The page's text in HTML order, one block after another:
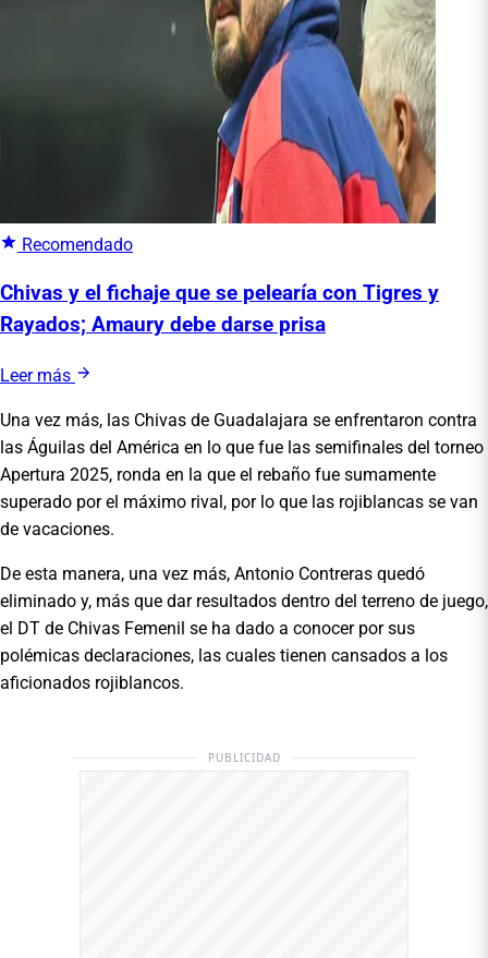
Recomendado
Chivas y el fichaje que se pelearía con Tigres y
Rayados; Amaury debe darse prisa
Leer más
Una vez más, las Chivas de Guadalajara se enfrentaron contra
las Águilas del América en lo que fue las semifinales del torneo
Apertura 2025, ronda en la que el rebaño fue sumamente
superado por el máximo rival, por lo que las rojiblancas se van
de vacaciones.
De esta manera, una vez más, Antonio Contreras quedó
eliminado y, más que dar resultados dentro del terreno de juego,
el DT de Chivas Femenil se ha dado a conocer por sus
polémicas declaraciones, las cuales tienen cansados a los
aficionados rojiblancos.
PUBLICIDAD